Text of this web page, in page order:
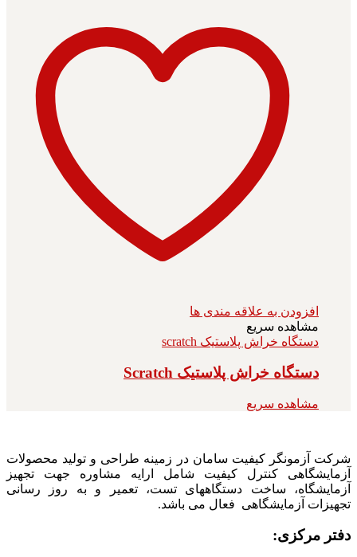
افزودن به علاقه مندی ها
مشاهده سریع
دستگاه خراش پلاستیک scratch
دستگاه خراش پلاستیک Scratch
مشاهده سریع
شرکت آزمونگر کیفیت سامان در زمینه طراحی و تولید محصولات
آزمایشگاهی کنترل کیفیت شامل ارایه مشاوره جهت تجهیز
آزمایشگاه، ساخت دستگاههای تست، تعمیر و به روز رسانی
تجهیزات آزمایشگاهی فعال می باشد.
دفتر مرکزی: